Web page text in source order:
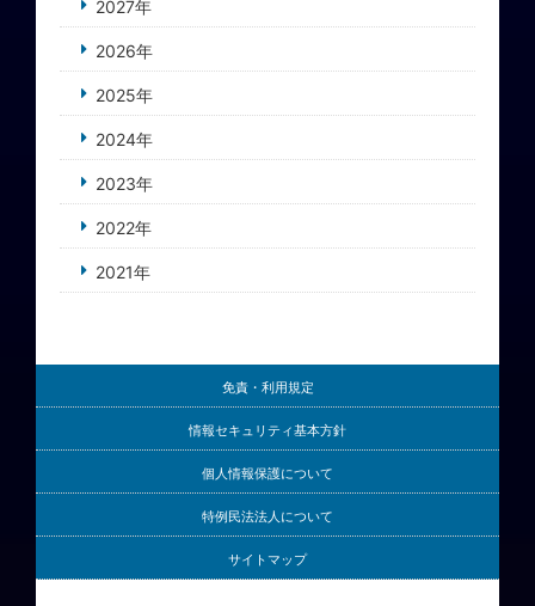
2027年
2026年
2025年
2024年
2023年
2022年
2021年
免責・利用規定
情報セキュリティ基本方針
個人情報保護について
特例民法法人について
サイトマップ